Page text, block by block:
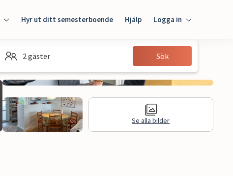
Hyr ut ditt semesterboende Hjälp Logga in
Gäst
2 gäster Sök
Se alla bilder